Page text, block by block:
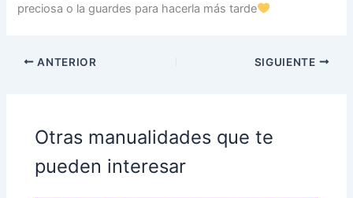
preciosa o la guardes para hacerla más tarde
ANTERIOR SIGUIENTE
Otras manualidades que te
pueden interesar